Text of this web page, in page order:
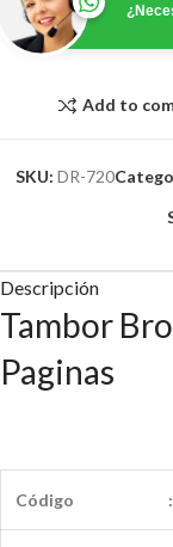
Add to
SKU: DR-720
Descripción
Tambor
Paginas
Código :